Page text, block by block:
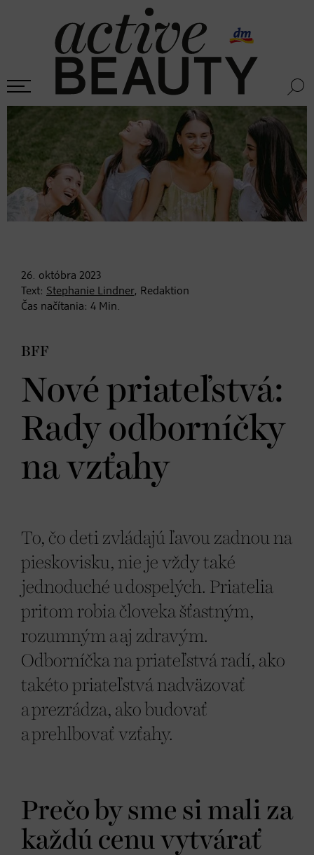
26. októbra 2023
Text: Stephanie Lindner, Redaktion
Čas načítania: 4 Min.
BFF
Nové priateľstvá:
Rady odborníčky
na vzťahy
To, čo deti zvládajú ľavou zadnou na
pieskovisku, nie je vždy také
jednoduché u dospelých. Priatelia
pritom robia človeka šťastným,
rozumným a aj zdravým.
Odborníčka na priateľstvá radí, ako
takéto priateľstvá nadväzovať
a prezrádza, ako budovať
a prehlbovať vzťahy.
Prečo by sme si mali za
každú cenu vytvárať